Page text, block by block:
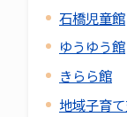
石橋児童館
ゆうゆう館
きらら館
地域子育